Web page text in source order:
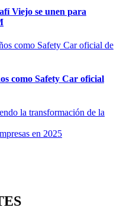
Viejo se unen para
como Safety Car oficial
la transformación de la
en 2025